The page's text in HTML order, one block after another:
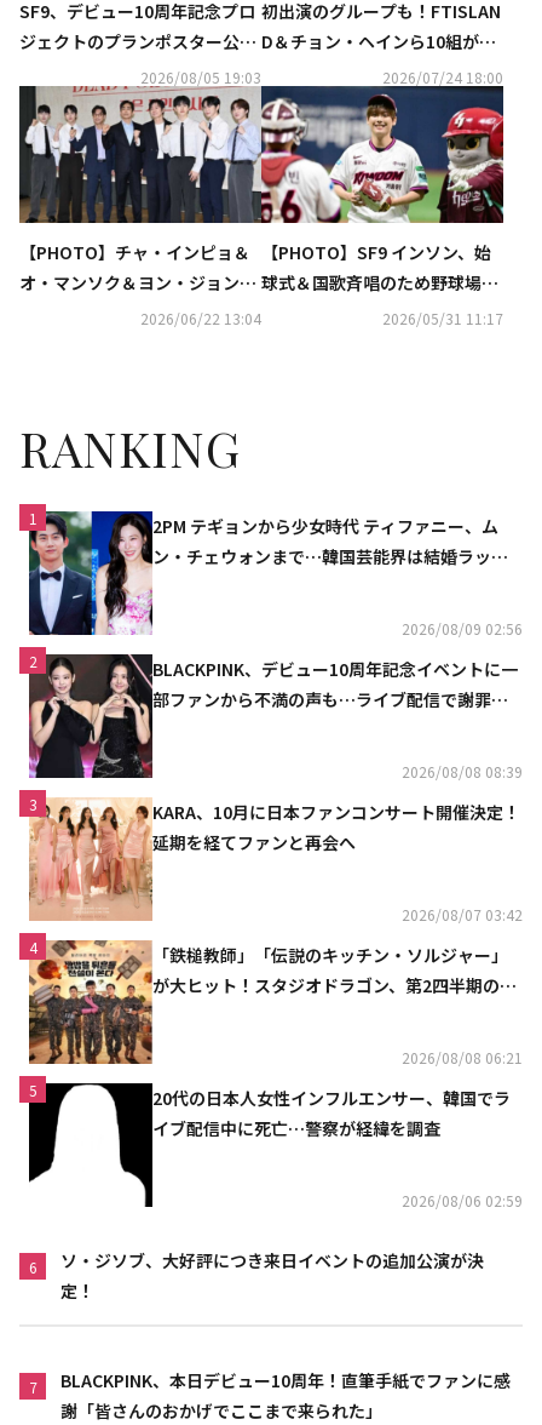
SF9、デビュー10周年記念プロ
ジェクトのプランポスター公
開！2ndフルアルバムを8月26
日にリリース
2026/08/05 19:03
初出演のグループも！FTISLAN
D＆チョン・ヘインら10組が集
結「FNC KINGDOM」日本で12
月に開催決定
2026/07/24 18:00
【PHOTO】チャ・インピョ＆
オ・マンソク＆ヨン・ジョンフ
ンら、演劇「いまを生きる」制
2026/06/22 13:04
【PHOTO】SF9 インソン、始
球式＆国歌斉唱のため野球場に
2026/05/31 11:17
RANKING
1
2PM テギョンから少女時代 ティファニー、ム
ン・チェウォンまで…韓国芸能界は結婚ラッシ
2026/08/09 02:56
2
BLACKPINK、デビュー10周年記念イベントに一
部ファンから不満の声も…ライブ配信で謝罪
2026/08/08 08:39
3
KARA、10月に日本ファンコンサート開催決定！
延期を経てファンと再会へ
2026/08/07 03:42
4
「鉄槌教師」「伝説のキッチン・ソルジャー」
が大ヒット！スタジオドラゴン、第2四半期の売
2026/08/08 06:21
5
20代の日本人女性インフルエンサー、韓国でラ
イブ配信中に死亡…警察が経緯を調査
2026/08/06 02:59
6
ソ・ジソブ、大好評につき来日イベントの追加公演が決
定！
7
BLACKPINK、本日デビュー10周年！直筆手紙でファンに感
謝「皆さんのおかげでここまで来られた」